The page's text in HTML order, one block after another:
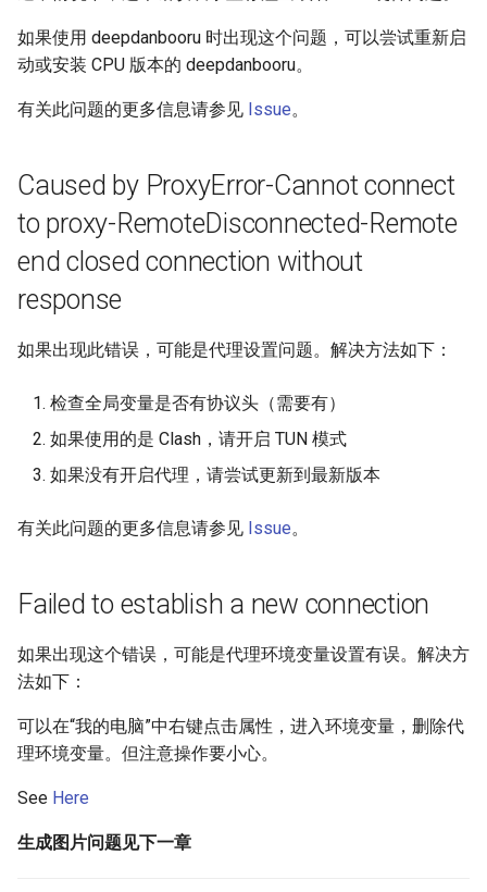
如果使用 deepdanbooru 时出现这个问题，可以尝试重新启
动或安装 CPU 版本的 deepdanbooru。
有关此问题的更多信息请参见 Issue。
Caused by ProxyError-Cannot connect
to proxy-RemoteDisconnected-Remote
end closed connection without
response
如果出现此错误，可能是代理设置问题。解决方法如下：
检查全局变量是否有协议头（需要有）
如果使用的是 Clash，请开启 TUN 模式
如果没有开启代理，请尝试更新到最新版本
有关此问题的更多信息请参见 Issue。
Failed to establish a new connection
如果出现这个错误，可能是代理环境变量设置有误。解决方
法如下：
可以在“我的电脑”中右键点击属性，进入环境变量，删除代
理环境变量。但注意操作要小心。
See Here
生成图片问题见下一章